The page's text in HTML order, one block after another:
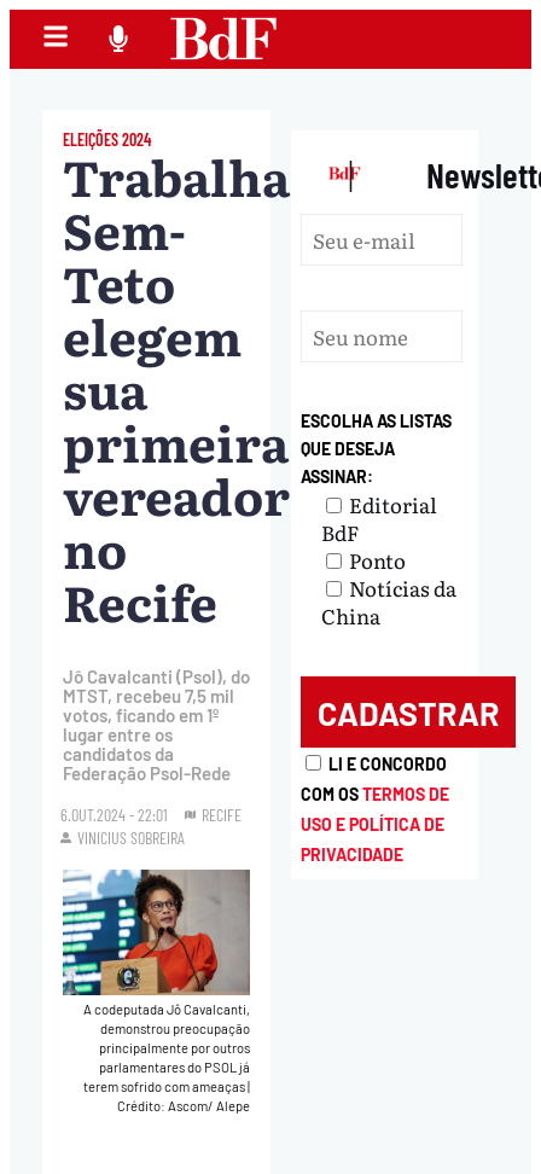
ELEIÇÕES 2024
Trabalhadores
Sem-
Teto
elegem
sua
primeira
vereadora
no
Recife
Jô Cavalcanti (Psol), do
MTST, recebeu 7,5 mil
votos, ficando em 1º
lugar entre os
candidatos da
Federação Psol-Rede
6.OUT.2024 - 22:01
RECIFE
VINICIUS SOBREIRA
A codeputada Jô Cavalcanti,
demonstrou preocupação
principalmente por outros
parlamentares do PSOL já
terem sofrido com ameaças|
Crédito: Ascom/ Alepe
|
ESCOLHA AS LISTAS
QUE DESEJA
ASSINAR:
Editorial
BdF
Ponto
Notícias da
China
LI E CONCORDO
COM OSTERMOS DE
USO E POLÍTICA DE
PRIVACIDADE